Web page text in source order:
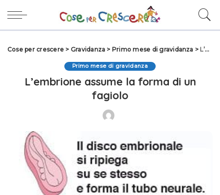
Cose per crescere > Gravidanza > Primo mese di gravidanza > L’embrione assume la forma di un fagiolo
Primo mese di gravidanza
L’embrione assume la forma di un
fagiolo